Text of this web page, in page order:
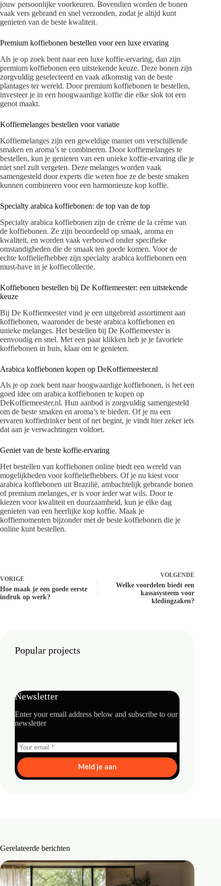
jouw persoonlijke voorkeuren. Bovendien worden de bonen
vaak vers gebrand en snel verzonden, zodat je altijd kunt
genieten van de beste kwaliteit.
Premium koffiebonen bestellen voor een luxe ervaring
Als je op zoek bent naar een luxe koffie-ervaring, dan zijn
premium koffiebonen een uitstekende keuze. Deze bonen zijn
zorgvuldig geselecteerd en vaak afkomstig van de beste
plantages ter wereld. Door premium koffiebonen te bestellen,
investeer je in een hoogwaardige koffie die elke slok tot een
genot maakt.
Koffiemelanges bestellen voor variatie
Koffiemelanges zijn een geweldige manier om verschillende
smaken en aroma’s te combineren. Door koffiemelanges te
bestellen, kun je genieten van een unieke koffie-ervaring die je
niet snel zult vergeten. Deze melanges worden vaak
samengesteld door experts die weten hoe ze de beste smaken
kunnen combineren voor een harmonieuze kop koffie.
Specialty arabica koffiebonen: de top van de top
Specialty arabica koffiebonen zijn de crème de la crème van
de koffiebonen. Ze zijn beoordeeld op smaak, aroma en
kwaliteit, en worden vaak verbouwd onder specifieke
omstandigheden die de smaak ten goede komen. Voor de
echte koffieliefhebber zijn specialty arabica koffiebonen een
must-have in je koffiecollectie.
Koffiebonen bestellen bij De Koffiemeester: een uitstekende
keuze
Bij De Koffiemeester vind je een uitgebreid assortiment aan
koffiebonen, waaronder de beste arabica koffiebonen en
unieke melanges. Het bestellen bij De Koffiemeester is
eenvoudig en snel. Met een paar klikken heb je je favoriete
koffiebonen in huis, klaar om te genieten.
Arabica koffiebonen kopen op DeKoffiemeester.nl
Als je op zoek bent naar hoogwaardige koffiebonen, is het een
goed idee om arabica koffiebonen te kopen op
DeKoffiemeester.nl. Hun aanbod is zorgvuldig samengesteld
om de beste smaken en aroma’s te bieden. Of je nu een
ervaren koffiedrinker bent of net begint, je vindt hier zeker iets
dat aan je verwachtingen voldoet.
Geniet van de beste koffie-ervaring
Het bestellen van koffiebonen online biedt een wereld van
mogelijkheden voor koffieliefhebbers. Of je nu kiest voor
arabica koffiebonen uit Brazilië, ambachtelijk gebrande bonen
of premium melanges, er is voor ieder wat wils. Door te
kiezen voor kwaliteit en duurzaamheid, kun je elke dag
genieten van een heerlijke kop koffie. Maak je
koffiemomenten bijzonder met de beste koffiebonen die je
online kunt bestellen.
VORIGE
Hoe maak je een goede eerste
indruk op werk?
VOLGENDE
Welke voordelen biedt een
kassasysteem voor
kledingzaken?
Popular projects
Newsletter
Enter your email address below and subscribe to our
newsletter
Meld je aan
Gerelateerde berichten